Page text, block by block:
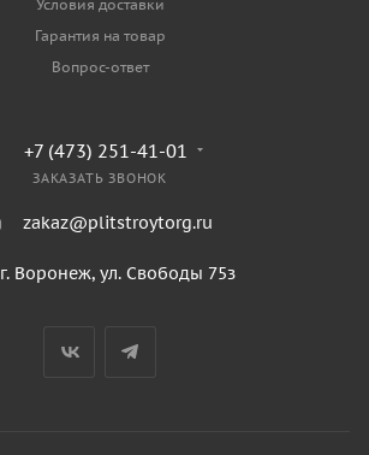
Условия доставки
Гарантия на товар
Вопрос-ответ
+7 (473) 251-41-01
ЗАКАЗАТЬ ЗВОНОК
zakaz@plitstroytorg.ru
г. Воронеж, ул. Свободы 75з